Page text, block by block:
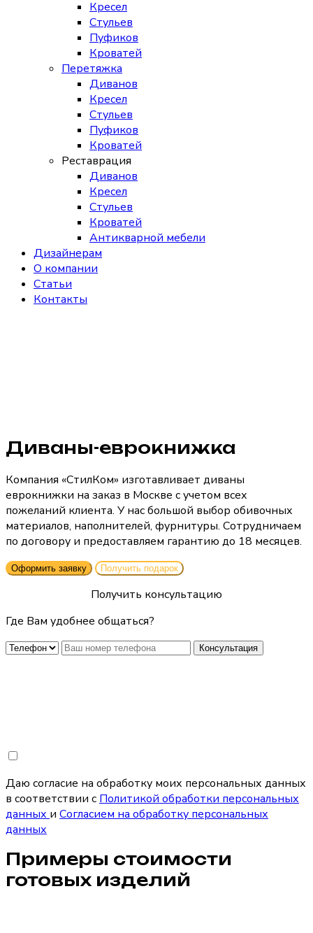
Кресел
Стульев
Пуфиков
Кроватей
Перетяжка
Диванов
Кресел
Стульев
Пуфиков
Кроватей
Реставрация
Диванов
Кресел
Стульев
Кроватей
Антикварной мебели
Дизайнерам
О компании
Статьи
Контакты
Диваны-еврокнижка
Компания «СтилКом» изготавливает диваны
еврокнижки на заказ в Москве с учетом всех
пожеланий клиента. У нас большой выбор обивочных
материалов, наполнителей, фурнитуры. Сотрудничаем
по договору и предоставляем гарантию до 18 месяцев.
Оформить заявку Получить подарок
Получить консультацию
Где Вам удобнее общаться?
Консультация
Даю согласие на обработку моих персональных данных
в соответствии с Политикой обработки персональных
данных и Согласием на обработку персональных
данных
Примеры стоимости
готовых изделий